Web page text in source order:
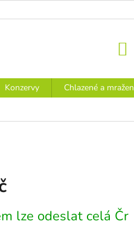
Konzervy Chlazené a
lze odeslat celá Čr